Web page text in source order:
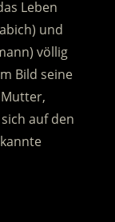
Leben
und
völlig
Bild seine
auf den